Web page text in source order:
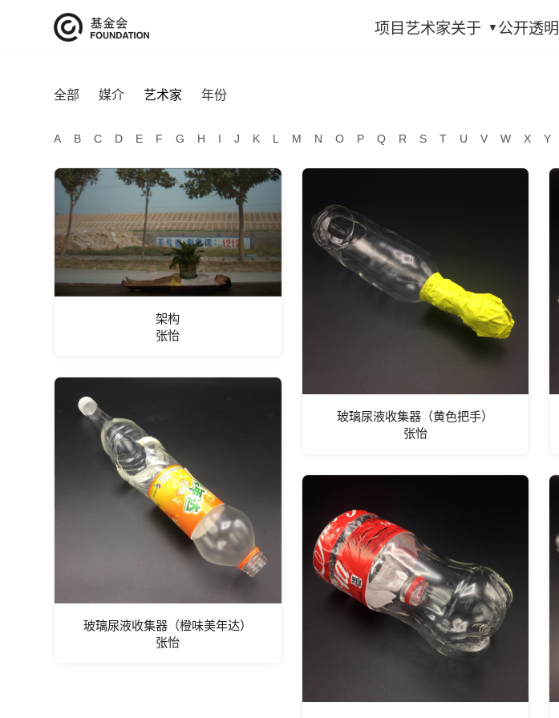
项目 艺术家关于 公开透明
全部 媒介 艺术家
A B C D E F G H I J K L M N O P Q R S T U V W X Y
年份
架构
张怡
玻璃尿液收集器（橙味美年达）
张怡
玻璃尿液收集器（黄色把手）
张怡